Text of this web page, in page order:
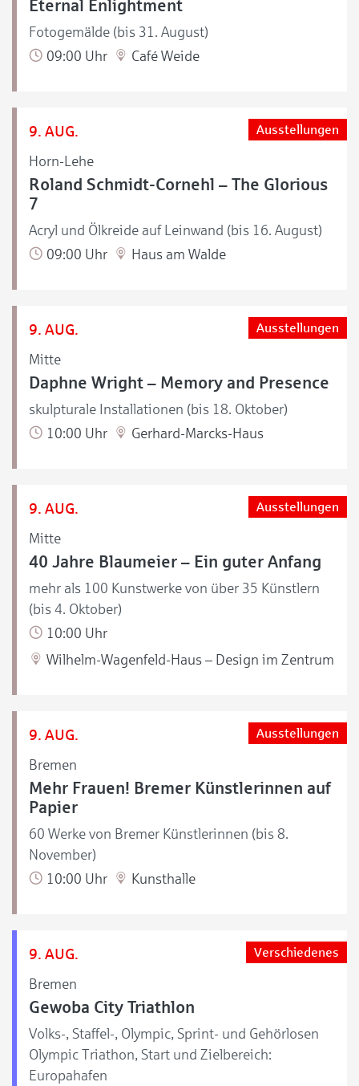
Eternal Enlightment
Fotogemälde (bis 31. August)
09:00 Uhr
Café Weide
9. AUG.
Horn-Lehe
Ausstellungen
Roland Schmidt-Cornehl – The Glorious
7
Acryl und Ölkreide auf Leinwand (bis 16. August)
09:00 Uhr
Haus am Walde
9. AUG.
Mitte
Ausstellungen
Daphne Wright – Memory and Presence
skulpturale Installationen (bis 18. Oktober)
10:00 Uhr
Gerhard-Marcks-Haus
9. AUG.
Mitte
Ausstellungen
40 Jahre Blaumeier – Ein guter Anfang
mehr als 100 Kunstwerke von über 35 Künstlern
(bis 4. Oktober)
10:00 Uhr
Wilhelm-Wagenfeld-Haus – Design im Zentrum
9. AUG.
Bremen
Ausstellungen
Mehr Frauen! Bremer Künstlerinnen auf
Papier
60 Werke von Bremer Künstlerinnen (bis 8.
November)
10:00 Uhr
Kunsthalle
9. AUG.
Bremen
Verschiedenes
Gewoba City Triathlon
Volks-, Staffel-, Olympic, Sprint- und Gehörlosen
Olympic Triathon, Start und Zielbereich:
Europahafen